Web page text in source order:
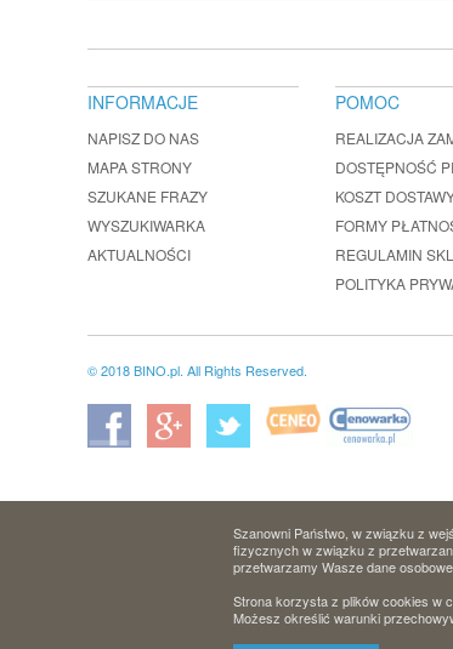
INFORMACJE
NAPISZ DO NAS
MAPA STRONY
SZUKANE FRAZY
WYSZUKIWARKA
AKTUALNOŚCI
POMOC
REALIZACJA
DOSTĘPNOŚĆ
KOSZT
FORMY
REGULAMIN
POLITYKA
© 2018 BINO.pl. All Rights Reserved.
Szanowni Państwo, w związku z
fizycznych w związku z
przetwarzamy Wasze dane
Strona korzysta z plików cookies w
Możesz określić warunki